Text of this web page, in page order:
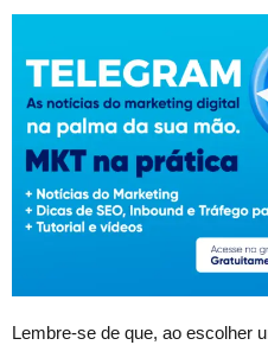
Lembre-se de que, ao escolher